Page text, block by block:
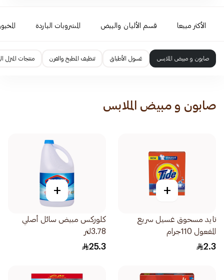
الأكثر مبيعا قسم الألبان والبيض المشروبات الباردة
صابون و مبيض الملابس غسول الأطباق تنظيف المطبخ والفرن منتجات المنزل
صابون و مبيض الملابس
+
تايد مسحوق غسيل سريع
المفعول 110جرام
2.3
+
كلوركس مبيض سائل أصلي
3.78لتر
25.3